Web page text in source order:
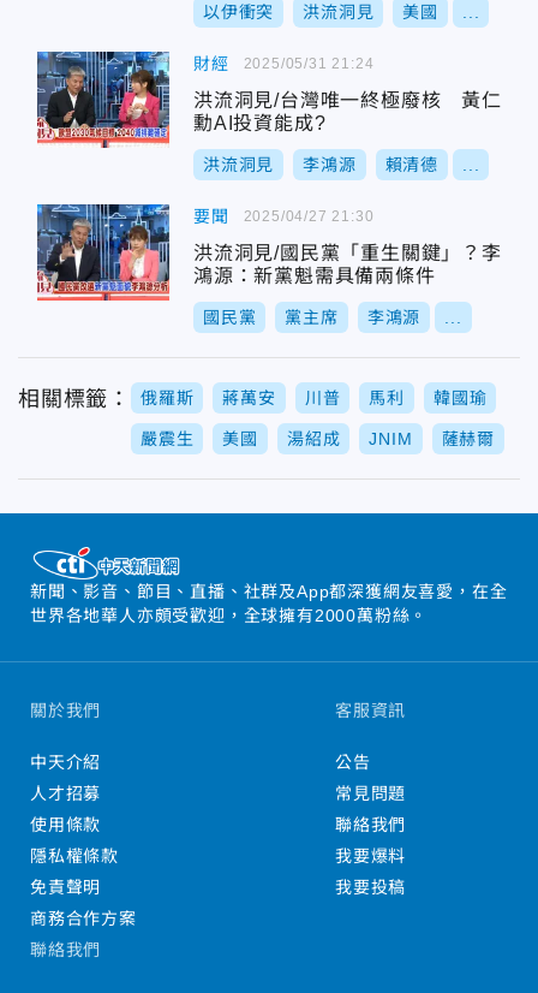
以伊衝突 洪流洞見 美國
財經
洪流洞見/台灣唯一終極廢核 黃仁
勳AI投資能成?
洪流洞見 李鴻源 賴清德
2025/05/31 21:24
要聞
洪流洞見/國民黨「重生關鍵」？李
鴻源：新黨魁需具備兩條件
國民黨 黨主席 李鴻源
2025/04/27 21:30
相關標籤： 俄羅斯 蔣萬安 川普 馬利 韓國瑜
嚴震生 美國 湯紹成 JNIM 薩赫爾
新聞、影音、節目、直播、社群及App都深獲網友喜愛，在全
世界各地華人亦頗受歡迎，全球擁有2000萬粉絲。
關於我們
中天介紹
人才招募
使用條款
隱私權條款
免責聲明
商務合作方案
客服資訊
公告
常見問題
聯絡我們
我要爆料
我要投稿
聯絡我們